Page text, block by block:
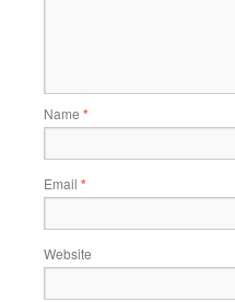
Name *
Email *
Website